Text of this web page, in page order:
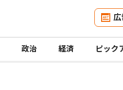
広
政治 経済 ピック